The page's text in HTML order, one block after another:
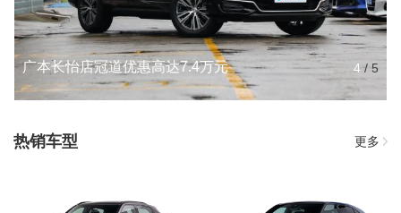
广本长怡店冠道优惠高达7.4万元 4/ 5
热销车型 更多